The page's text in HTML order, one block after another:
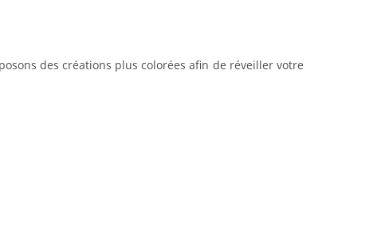
des créations plus colorées afin de réveiller votre